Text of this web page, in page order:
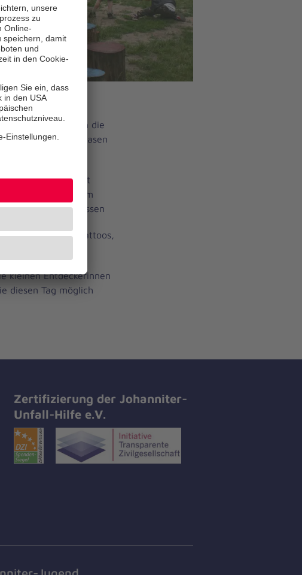
Bobby Cars um die
ließen Seifenblasen
kreativ mit
ihre Stärke beim
echtes Kräftemessen
Glitzertattoos,
sorgten
kleinen Entdeckerinnen
diesen Tag möglich
Zertifizierung der Johanniter-
Unfall-Hilfe e.V.